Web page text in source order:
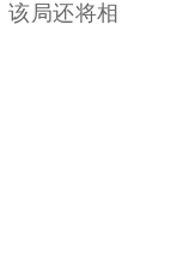
局还将相